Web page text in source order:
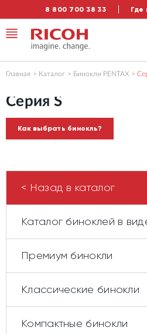
8 800 700 38 33 Где
Главная Каталог Бинокли PENTAX
Серия S
Как выбрать бинокль?
< Назад в каталог
Каталог биноклей в
Премиум бинокли
Классические бинокли
Компактные бинокли